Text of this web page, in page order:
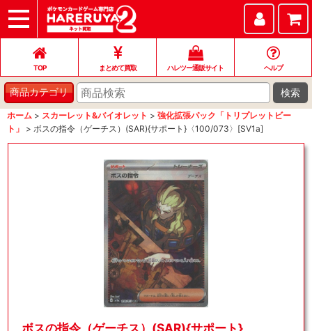
TOP
まとめて買取
ハレツー通販サイト
ヘルプ
お問い合わせ
TOP まとめて買取 ハレツー通販サイト ヘルプ
商品カテゴリ 検索
ホーム > スカーレット&バイオレット > 強化拡張パック「トリプレットビー
ト」
> ボスの指令（ゲーチス）(SAR){サポート}〈100/073〉[SV1a]
ボスの指令（ゲーチス）(SAR){サポート}